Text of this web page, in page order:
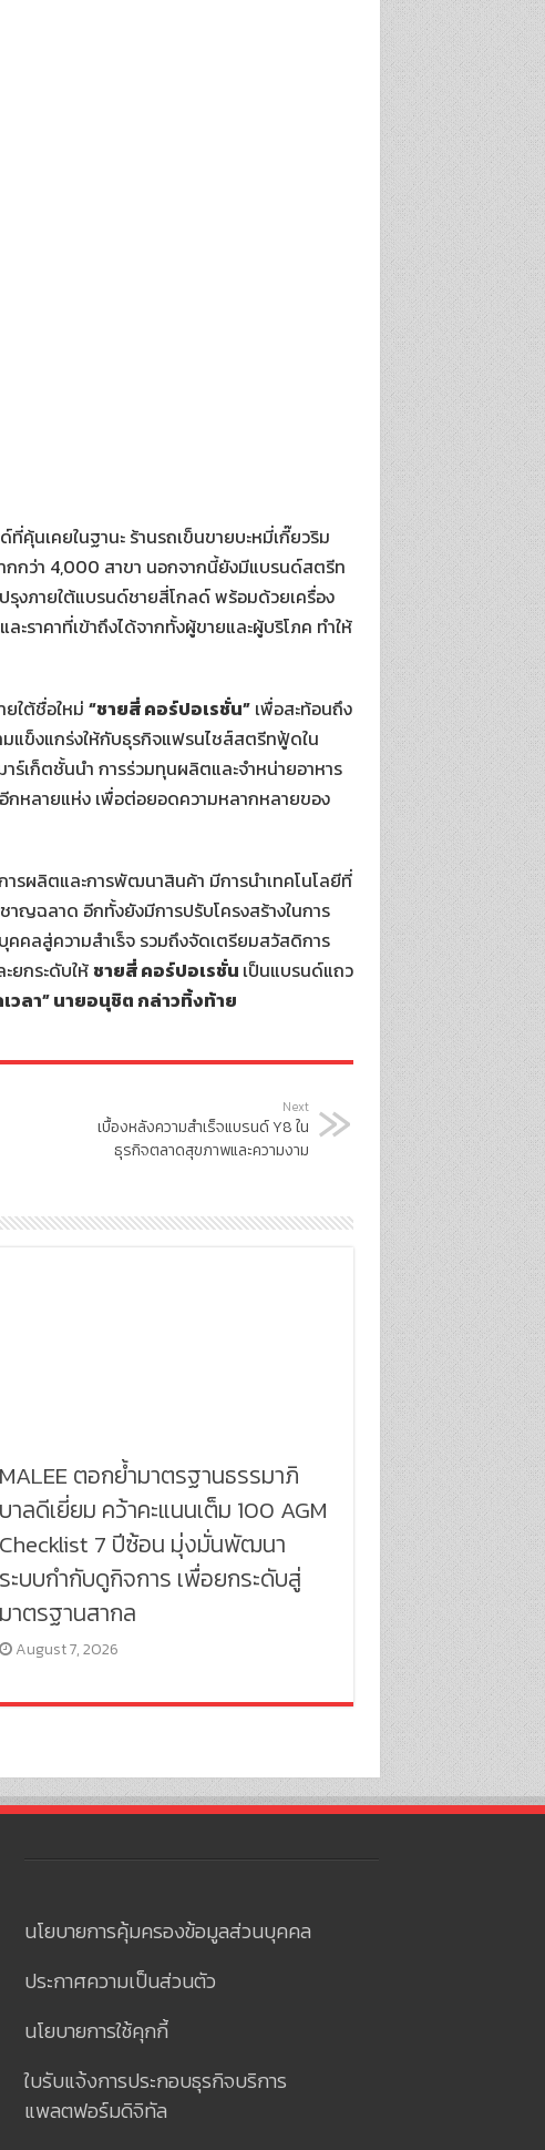
คุ้นเคยในฐานะ ร้านรถเข็นขายบะหมี่เกี๊ยวริม
กกว่า 4,000 สาขา นอกจากนี้ยังมีแบรนด์สตรีท
งภายใต้แบรนด์ชายสี่โกลด์ พร้อมด้วยเครื่อง
ราคาที่เข้าถึงได้จากทั้งผู้ขายและผู้บริโภค ทำให้
ใต้ชื่อใหม่ “ชายสี่ คอร์ปอเรชั่น”เพื่อสะท้อนถึง
มแข็งแกร่งให้กับธุรกิจแฟรนไชส์สตรีทฟู้ดใน
เก็ตชั้นนำ การร่วมทุนผลิตและจำหน่ายอาหาร
กหลายแห่ง เพื่อต่อยอดความหลากหลายของ
รผลิตและการพัฒนาสินค้า มีการนำเทคโนโลยีที่
ญฉลาด อีกทั้งยังมีการปรับโครงสร้างในการ
คลสู่ความสำเร็จ รวมถึงจัดเตรียมสวัสดิการ
ยกระดับให้ชายสี่ คอร์ปอเรชั่น เป็นแบรนด์แถว
วลา” นายอนุชิต กล่าวทิ้งท้าย
Next
เบื้องหลังความสำเร็จแบรนด์ Y8 ใน
ธุรกิจตลาดสุขภาพและความงาม
MALEE ตอกย้ำมาตรฐานธรรมาภิ
บาลดีเยี่ยม คว้าคะแนนเต็ม 100 AGM
Checklist 7 ปีซ้อน มุ่งมั่นพัฒนา
ระบบกำกับดูกิจการ เพื่อยกระดับสู่
มาตรฐานสากล
August 7, 2026
นโยบายการคุ้มครองข้อมูลส่วนบุคคล
ประกาศความเป็นส่วนตัว
นโยบายการใช้คุกกี้
ใบรับแจ้งการประกอบธุรกิจบริการ
แพลตฟอร์มดิจิทัล